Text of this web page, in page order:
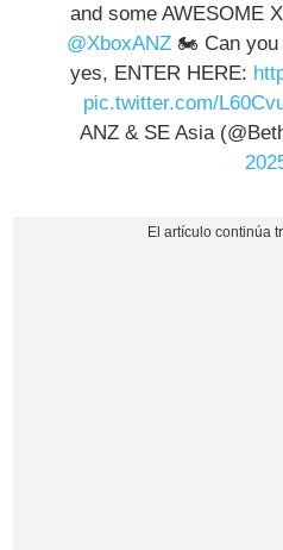
and some AWESOME
@XboxANZ 🏍 Can you
yes, ENTER HERE:
pic.twitter.com/
ANZ & SE Asia